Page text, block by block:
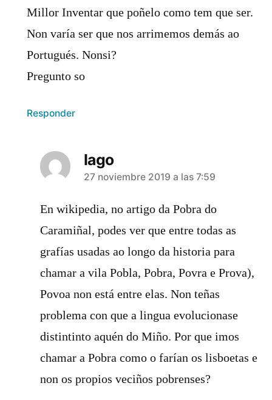
Millor Inventar que poñelo como tem que ser.
Non varía ser que nos arrimemos demás ao
Portugués. Nonsi?
Pregunto so
Responder
Iago
dice:
27 noviembre 2019 a las 7:59
En wikipedia, no artigo da Pobra do
Caramiñal, podes ver que entre todas as
grafías usadas ao longo da historia para
chamar a vila Pobla, Pobra, Povra e Prova),
Povoa non está entre elas. Non teñas
problema con que a lingua evolucionase
distintinto aquén do Miño. Por que imos
chamar a Pobra como o farían os lisboetas e
non os propios veciños pobrenses?